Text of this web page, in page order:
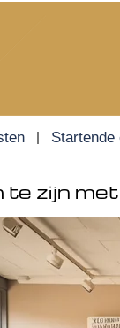
Startende
te zijn